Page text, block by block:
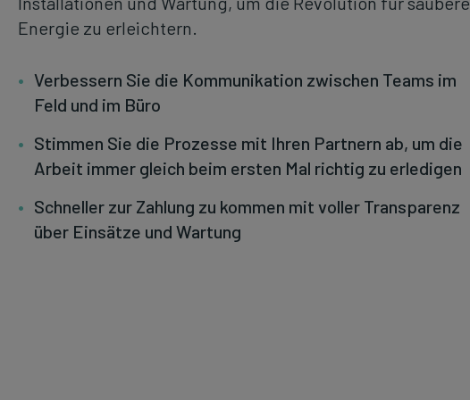
Energie zu erleichtern.
Verbessern Sie die Kommunikation zwischen Teams im
Feld und im Büro
Stimmen Sie die Prozesse mit Ihren Partnern ab, um die
Arbeit immer gleich beim ersten Mal richtig zu erledigen
Schneller zur Zahlung zu kommen mit voller Transparenz
über Einsätze und Wartung